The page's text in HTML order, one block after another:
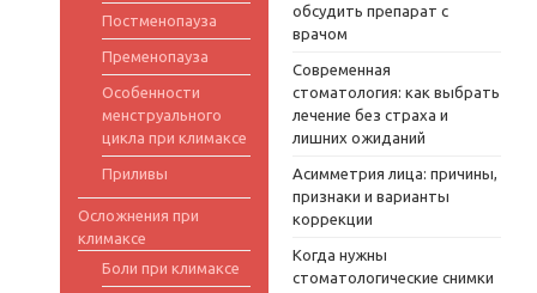
Постменопауза
Пременопауза
Особенности
менструального
цикла при климаксе
Приливы
Осложнения при
климаксе
Боли при климаксе
обсудить препарат с
врачом
Современная
стоматология: как выбрать
лечение без страха и
лишних ожиданий
Асимметрия лица: причины,
признаки и варианты
коррекции
Когда нужны
стоматологические снимки